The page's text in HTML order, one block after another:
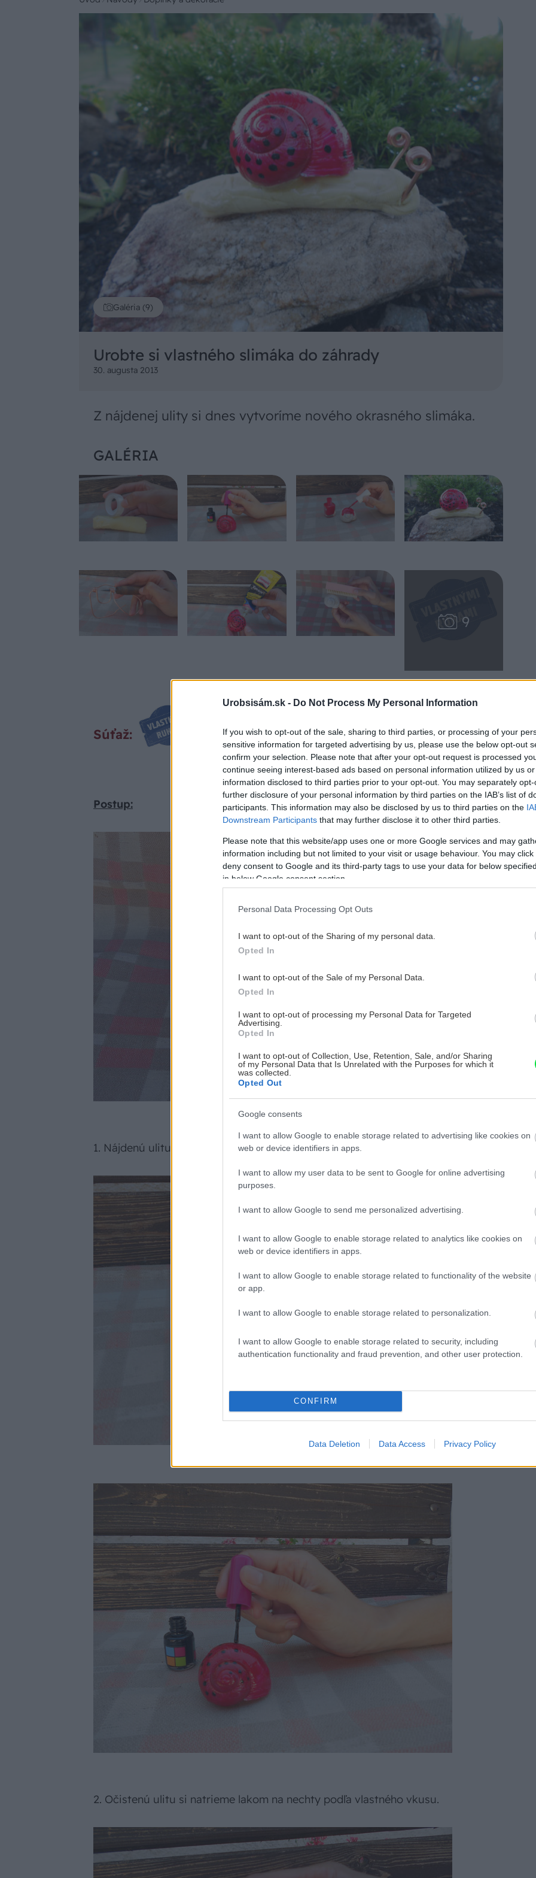
Urobsisám.sk - Do Not Process My Personal Information
If you wish to opt-out of the sale, sharing to third parties, or processing of your
sensitive information for targeted advertising by us, please use the below opt-out
confirm your selection. Please note that after your opt-out request is processed
continue seeing interest-based ads based on personal information utilized by us
information disclosed to third parties prior to your opt-out. You may separately
further disclosure of your personal information by third parties on the IAB’s list of
participants. This information may also be disclosed by us to third parties on the
Downstream Participants that may further disclose it to other third parties.
Please note that this website/app uses one or more Google services and may
information including but not limited to your visit or usage behaviour. You may
deny consent to Google and its third-party tags to use your data for below
in below Google consent section.
Personal Data Processing Opt Outs
I want to opt-out of the Sharing of my personal data.
Opted In
I want to opt-out of the Sale of my Personal Data.
Opted In
I want to opt-out of processing my Personal Data for Targeted
Advertising.
Opted In
I want to opt-out of Collection, Use, Retention, Sale, and/or Sharing
of my Personal Data that Is Unrelated with the Purposes for which it
was collected.
Opted Out
Google consents
I want to allow Google to enable storage related to advertising like cookies on
web or device identifiers in apps.
I want to allow my user data to be sent to Google for online advertising
purposes.
I want to allow Google to send me personalized advertising.
I want to allow Google to enable storage related to analytics like cookies on
web or device identifiers in apps.
I want to allow Google to enable storage related to functionality of the website
or app.
I want to allow Google to enable storage related to personalization.
I want to allow Google to enable storage related to security, including
authentication functionality and fraud prevention, and other user protection.
CONFIRM
Data Deletion Data Access Privacy Policy
Galéria (9)
Urobte si vlastného slimáka do záhrady
30. augusta 2013
Z nájdenej ulity si dnes vytvoríme nového okrasného slimáka.
GALÉRIA
Súťaž:
Postup:
1. Nájdenú ulitu (v záhrade) si pomocou kefičky očistíme od nečistôt.
2. Očistenú ulitu si natrieme lakom na nechty podľa vlastného vkusu.